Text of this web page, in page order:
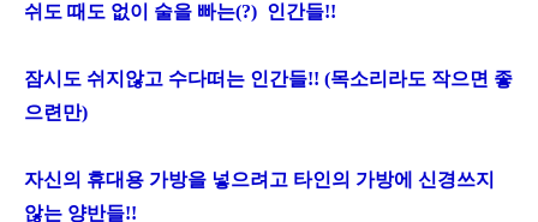
쉬도 때도 없이 술을 빠는(?) 인간들!!
잠시도 쉬지않고 수다떠는 인간들!! (목소리라도 작으면 좋
으련만)
자신의 휴대용 가방을 넣으려고 타인의 가방에 신경쓰지
않는 양반들!!